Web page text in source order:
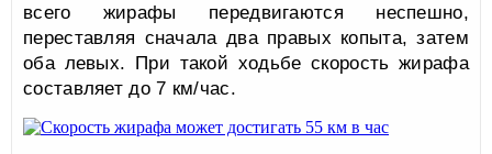
всего жирафы передвигаются неспешно,
переставляя сначала два правых копыта, затем
оба левых. При такой ходьбе скорость жирафа
составляет до 7 км/час.